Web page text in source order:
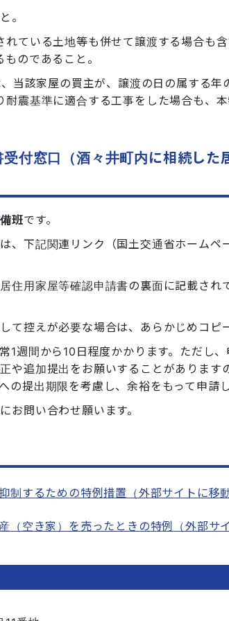
。
ている土地等も併せて譲渡する場合も
のであること。
当該家屋の買主が、譲渡の日の属する
震基準に適合する工事をした場合も、
付窓口（酒々井町内に相続した
班です。
、下記関連リンク（国土交通省ホームペ
住用家屋等確認申請書の裏面に記載され
て控えが必要な場合は、あらかじめコピ
1週間から10日程度かかります。ただし
や追加提出をお願いすることがあります
の提出期限を考慮し、余裕をもって申請
お問い合わせ願います。
制するための特例措置（外部サイトに移
（空き家）を売ったときの特例（外部サ